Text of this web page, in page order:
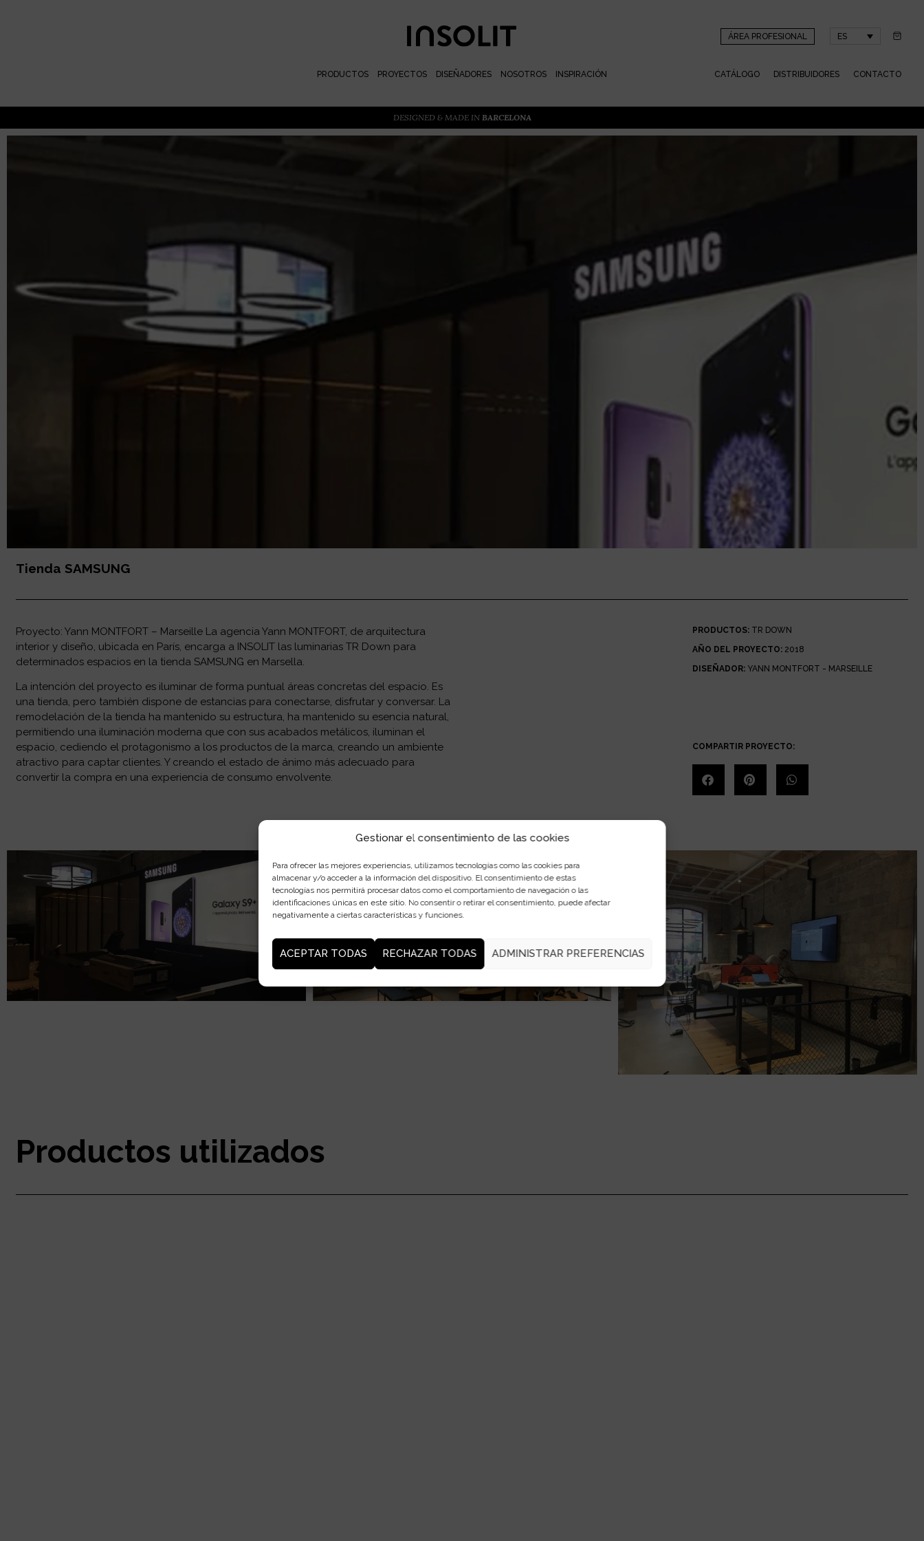
Gestionar el consentimiento de las cookies
Para ofrecer las mejores experiencias, utilizamos tecnologías como las cookies para
almacenar y/o acceder a la información del dispositivo. El consentimiento de estas
tecnologías nos permitirá procesar datos como el comportamiento de navegación o las
identificaciones únicas en este sitio. No consentir o retirar el consentimiento, puede afectar
negativamente a ciertas características y funciones.
ACEPTAR TODAS RECHAZAR TODAS ADMINISTRAR PREFERENCIAS
ÁREA PROFESIONAL ES
PRODUCTOS PROYECTOS DISEÑADORES NOSOTROS INSPIRACIÓN CATÁLOGO DISTRIBUIDORES CONTACTO
DESIGNED & MADE IN BARCELONA
Tienda SAMSUNG
Proyecto: Yann MONTFORT – Marseille La agencia Yann MONTFORT, de arquitectura
interior y diseño, ubicada en París, encarga a INSOLIT las luminarias TR Down para
determinados espacios en la tienda SAMSUNG en Marsella.
La intención del proyecto es iluminar de forma puntual áreas concretas del espacio. Es
una tienda, pero también dispone de estancias para conectarse, disfrutar y conversar. La
remodelación de la tienda ha mantenido su estructura, ha mantenido su esencia natural,
permitiendo una iluminación moderna que con sus acabados metálicos, iluminan el
espacio, cediendo el protagonismo a los productos de la marca, creando un ambiente
atractivo para captar clientes. Y creando el estado de ánimo más adecuado para
convertir la compra en una experiencia de consumo envolvente.
PRODUCTOS:TR DOWN
AÑO DEL PROYECTO:2018
DISEÑADOR:YANN MONTFORT - MARSEILLE
COMPARTIR PROYECTO:
Productos utilizados